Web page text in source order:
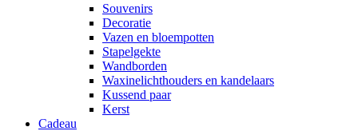
Souvenirs
Decoratie
Vazen en bloempotten
Stapelgekte
Wandborden
Waxinelichthouders en kandelaars
Kussend paar
Kerst
Cadeau